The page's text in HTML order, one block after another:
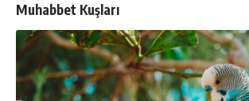
Muhabbet Kuşları